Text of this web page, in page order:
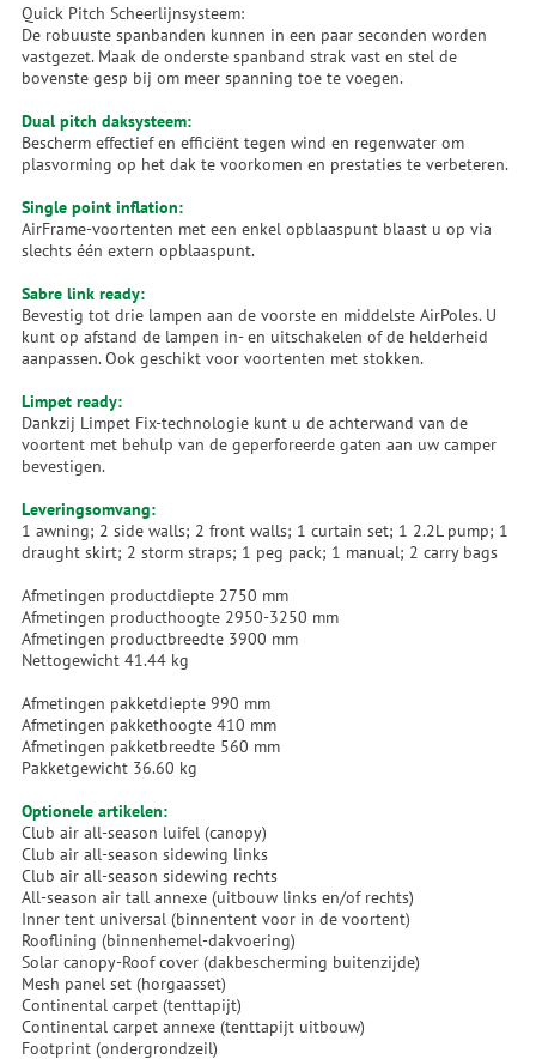
Quick Pitch Scheerlijnsysteem:
De robuuste spanbanden kunnen in een paar seconden worden
vastgezet. Maak de onderste spanband strak vast en stel de
bovenste gesp bij om meer spanning toe te voegen.
Dual pitch daksysteem:
Bescherm effectief en efficiënt tegen wind en regenwater om
plasvorming op het dak te voorkomen en prestaties te verbeteren.
Single point inflation:
AirFrame-voortenten met een enkel opblaaspunt blaast u op via
slechts één extern opblaaspunt.
Sabre link ready:
Bevestig tot drie lampen aan de voorste en middelste AirPoles. U
kunt op afstand de lampen in- en uitschakelen of de helderheid
aanpassen. Ook geschikt voor voortenten met stokken.
Limpet ready:
Dankzij Limpet Fix-technologie kunt u de achterwand van de
voortent met behulp van de geperforeerde gaten aan uw camper
bevestigen.
Leveringsomvang:
1 awning; 2 side walls; 2 front walls; 1 curtain set; 1 2.2L pump; 1
draught skirt; 2 storm straps; 1 peg pack; 1 manual; 2 carry bags
Afmetingen productdiepte 2750 mm
Afmetingen producthoogte 2950-3250 mm
Afmetingen productbreedte 3900 mm
Nettogewicht 41.44 kg
Afmetingen pakketdiepte 990 mm
Afmetingen pakkethoogte 410 mm
Afmetingen pakketbreedte 560 mm
Pakketgewicht 36.60 kg
Optionele artikelen:
Club air all-season luifel (canopy)
Club air all-season sidewing links
Club air all-season sidewing rechts
All-season air tall annexe (uitbouw links en/of rechts)
Inner tent universal (binnentent voor in de voortent)
Rooflining (binnenhemel-dakvoering)
Solar canopy-Roof cover (dakbescherming buitenzijde)
Mesh panel set (horgaasset)
Continental carpet (tenttapijt)
Continental carpet annexe (tenttapijt uitbouw)
Footprint (ondergrondzeil)